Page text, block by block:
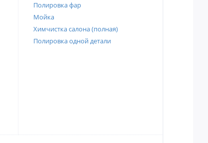
Полировка фар
Мойка
Химчистка салона (полная)
Полировка одной детали